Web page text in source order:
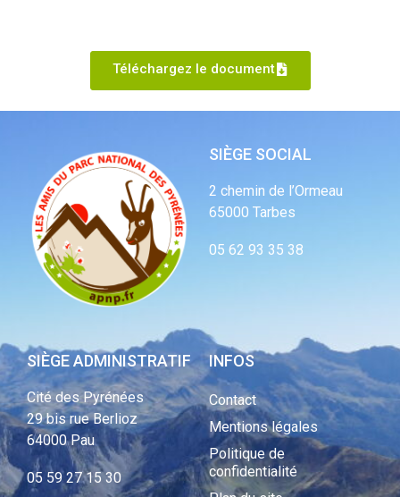
Téléchargez le document
SIÈGE SOCIAL
2 chemin de l’Ormeau
65000 Tarbes
05 62 93 35 38
SIÈGE ADMINISTRATIF
Cité des Pyrénées
29 bis rue Berlioz
64000 Pau
05 59 27 15 30
INFOS
Contact
Mentions légales
Politique de
confidentialité